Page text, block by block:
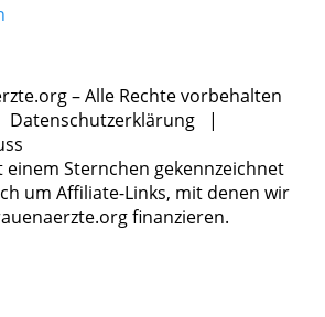
– Alle Rechte vorbehalten
Datenschutzerklärung |
einem Sternchen gekennzeichnet
um Affiliate-Links, mit denen wir
finanzieren.